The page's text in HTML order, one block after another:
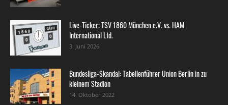
Live-Ticker: TSV 1860 München e.V. vs. HAM
International Ltd.
3. Juni 2026
Bundesliga-Skandal: Tabellenführer Union Berlin in zu
kleinem Stadion
14. Oktober 2022